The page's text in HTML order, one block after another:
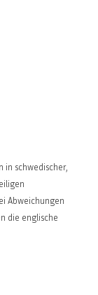
schwedischer,
Abweichungen
die englische